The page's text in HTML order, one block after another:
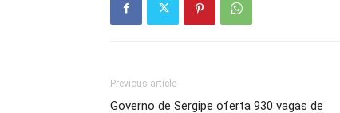
Previous article
Governo de Sergipe oferta 930 vagas de